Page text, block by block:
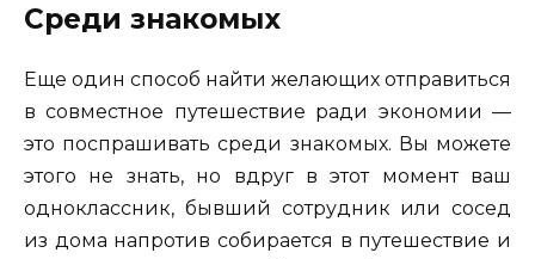
Среди знакомых
Еще один способ найти желающих отправиться
в совместное путешествие ради экономии —
это поспрашивать среди знакомых. Вы можете
этого не знать, но вдруг в этот момент ваш
одноклассник, бывший сотрудник или сосед
из дома напротив собирается в путешествие и